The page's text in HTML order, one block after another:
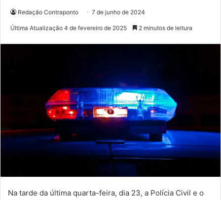
Redação Contraponto 7 de junho de 2024
Última Atualização 4 de fevereiro de 2025 2 minutos de leitura
Na tarde da última quarta-feira, dia 23, a Polícia Civil e o